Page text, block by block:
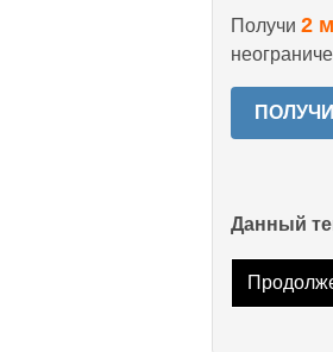
Получи 2
Данный